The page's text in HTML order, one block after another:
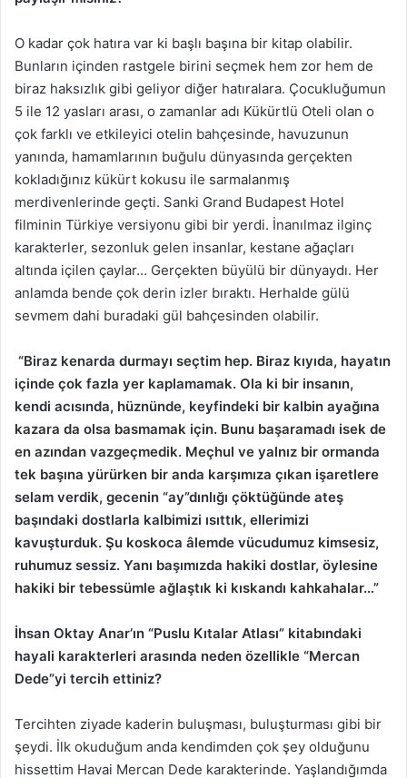
O kadar çok hatıra var ki başlı başına bir kitap olabilir.
Bunların içinden rastgele birini seçmek hem zor hem de
biraz haksızlık gibi geliyor diğer hatıralara. Çocukluğumun
5 ile 12 yasları arası, o zamanlar adı Kükürtlü Oteli olan o
çok farklı ve etkileyici otelin bahçesinde, havuzunun
yanında, hamamlarının buğulu dünyasında gerçekten
kokladığınız kükürt kokusu ile sarmalanmış
merdivenlerinde geçti. Sanki Grand Budapest Hotel
filminin Türkiye versiyonu gibi bir yerdi. İnanılmaz ilginç
karakterler, sezonluk gelen insanlar, kestane ağaçları
altında içilen çaylar… Gerçekten büyülü bir dünyaydı. Her
anlamda bende çok derin izler bıraktı. Herhalde gülü
sevmem dahi buradaki gül bahçesinden olabilir.
“Biraz kenarda durmayı seçtim hep. Biraz kıyıda, hayatın
içinde çok fazla yer kaplamamak. Ola ki bir insanın,
kendi acısında, hüznünde, keyfindeki bir kalbin ayağına
kazara da olsa basmamak için. Bunu başaramadı isek de
en azından vazgeçmedik. Meçhul ve yalnız bir ormanda
tek başına yürürken bir anda karşımıza çıkan işaretlere
selam verdik, gecenin “ay”dınlığı çöktüğünde ateş
başındaki dostlarla kalbimizi ısıttık, ellerimizi
kavuşturduk. Şu koskoca âlemde vücudumuz kimsesiz,
ruhumuz sessiz. Yanı başımızda hakiki dostlar, öylesine
hakiki bir tebessümle ağlaştık ki kıskandı kahkahalar…”
İhsan Oktay Anar’ın “Puslu Kıtalar Atlası” kitabındaki
hayali karakterleri arasında neden özellikle “Mercan
Dede”yi tercih ettiniz?
Tercihten ziyade kaderin buluşması, buluşturması gibi bir
şeydi. İlk okuduğum anda kendimden çok şey olduğunu
hissettim Havai Mercan Dede karakterinde. Yaşlandığımda